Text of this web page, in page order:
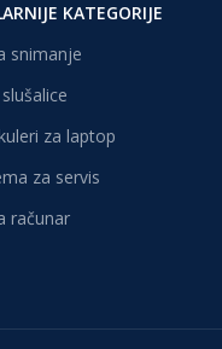
KATEGORIJE
snimanje
za laptop
za servis
računar